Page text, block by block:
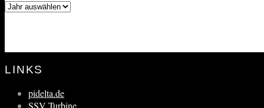
LINKS
pidelta.de